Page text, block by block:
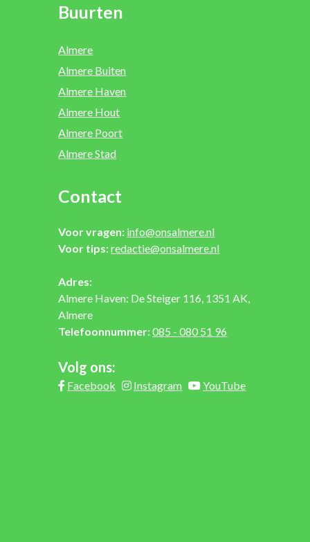
Buurten
Almere
Almere Buiten
Almere Haven
Almere Hout
Almere Poort
Almere Stad
Contact
Voor vragen: info@onsalmere.nl
Voor tips:redactie@onsalmere.nl
Adres:
Almere Haven: De Steiger 116, 1351 AK,
Almere
Telefoonnummer:085 - 080 51 96
Volg ons:
Facebook Instagram YouTube